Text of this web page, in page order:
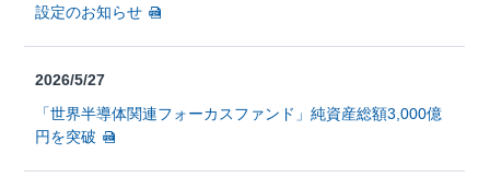
設定のお知らせ
2026/5/27
「世界半導体関連フォーカスファンド」純資産総額3,000億
円を突破